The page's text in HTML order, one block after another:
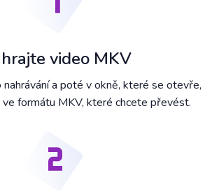
video MKV
a poté v okně, které se otevře,
formátu MKV, které chcete převést.